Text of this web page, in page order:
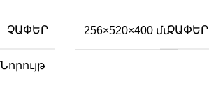
ՉԱՓԵՐ 256×520×400 մմՉԱՓԵՐ
Նորույթ